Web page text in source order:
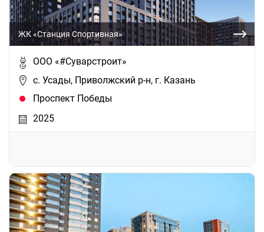
ЖК «Станция Спортивная»
ООО «#Суварстроит»
с. Усады, Приволжский р-н, г. Казань
Проспект Победы
2025